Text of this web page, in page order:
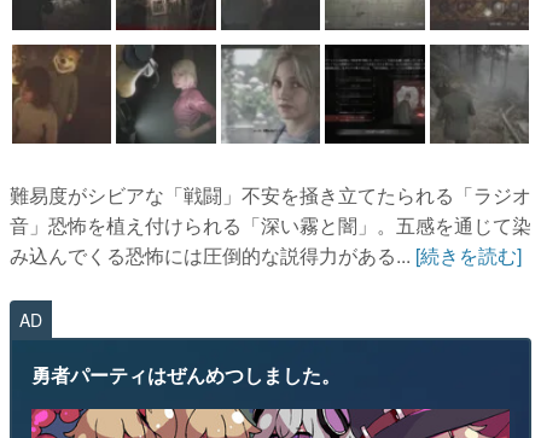
難易度がシビアな「戦闘」不安を掻き立てたられる「ラジオ
音」恐怖を植え付けられる「深い霧と闇」。五感を通じて染
み込んでくる恐怖には圧倒的な説得力がある... [続きを読む]
AD
勇者パーティはぜんめつしました。